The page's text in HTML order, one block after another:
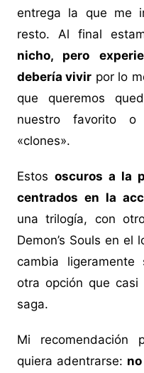
entrega la que me
resto. Al final
nicho, pero
debería vivir por lo
que queremos
nuestro favorito
«clones».
Estos oscuros a la
centrados en la
una trilogía, con
Demon’s Souls en el
cambia
otra opción que casi
saga.
Mi
quiera adentrarse: